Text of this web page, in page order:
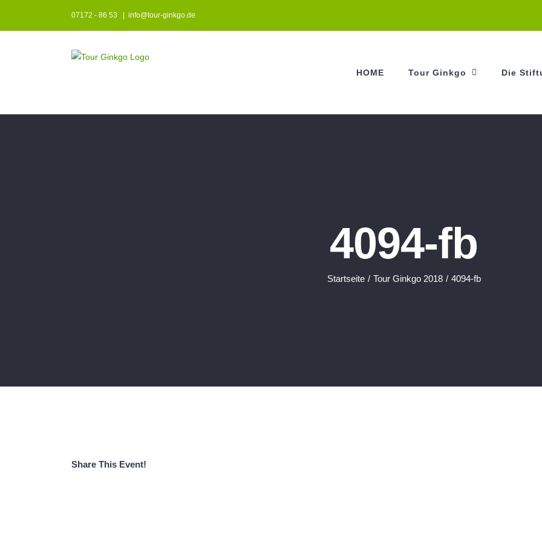
07172 - 86 53 info@tour-ginkgo.de
HOME Tour Ginkgo Die
4094-fb
Startseite / Tour Ginkgo 2018 / 4094-fb
Share This Event!